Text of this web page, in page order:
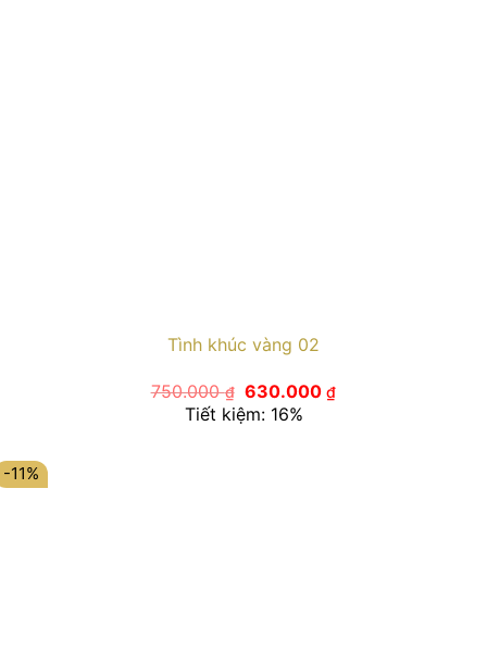
Tình khúc vàng 02
750.000₫ Giá
gốc
là:
630.000₫Giá
Tiết kiệm: 16%
-11%